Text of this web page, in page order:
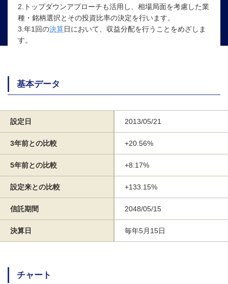
2.トップダウンアプローチも活用し、相場局面を考慮した業
種・銘柄選択とその投資比率の決定を行います。
3.年1回の決算日において、収益分配を行うことをめざしま
す。
基本データ
設定日 2013/05/21
3年前との比較 +20.56%
5年前との比較 +8.17%
設定来との比較 +133.15%
信託期間 2048/05/15
決算日 毎年5月15日
チャート